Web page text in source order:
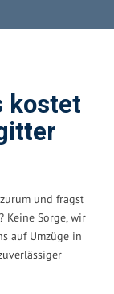
kostet
und fragst
Keine Sorge, wir
auf Umzüge in